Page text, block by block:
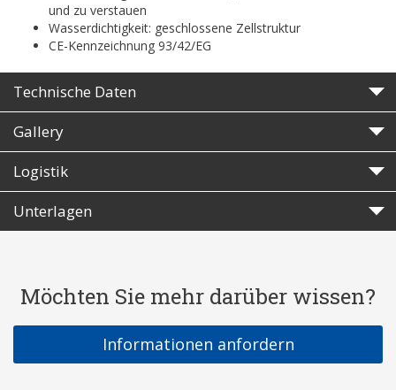
und zu verstauen
Wasserdichtigkeit: geschlossene Zellstruktur
CE-Kennzeichnung 93/42/EG
Technische Daten
Gallery
Logistik
Unterlagen
Möchten Sie mehr darüber wissen?
Informationen anfordern